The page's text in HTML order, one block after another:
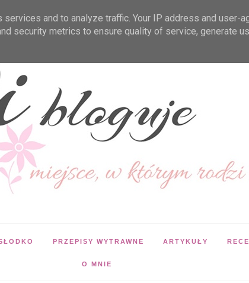
PRZEPISY WYTRAWNE ARTYKUŁY
O MNIE
and to analyze traffic. Your IP address and user-
security metrics to ensure quality of service, generate